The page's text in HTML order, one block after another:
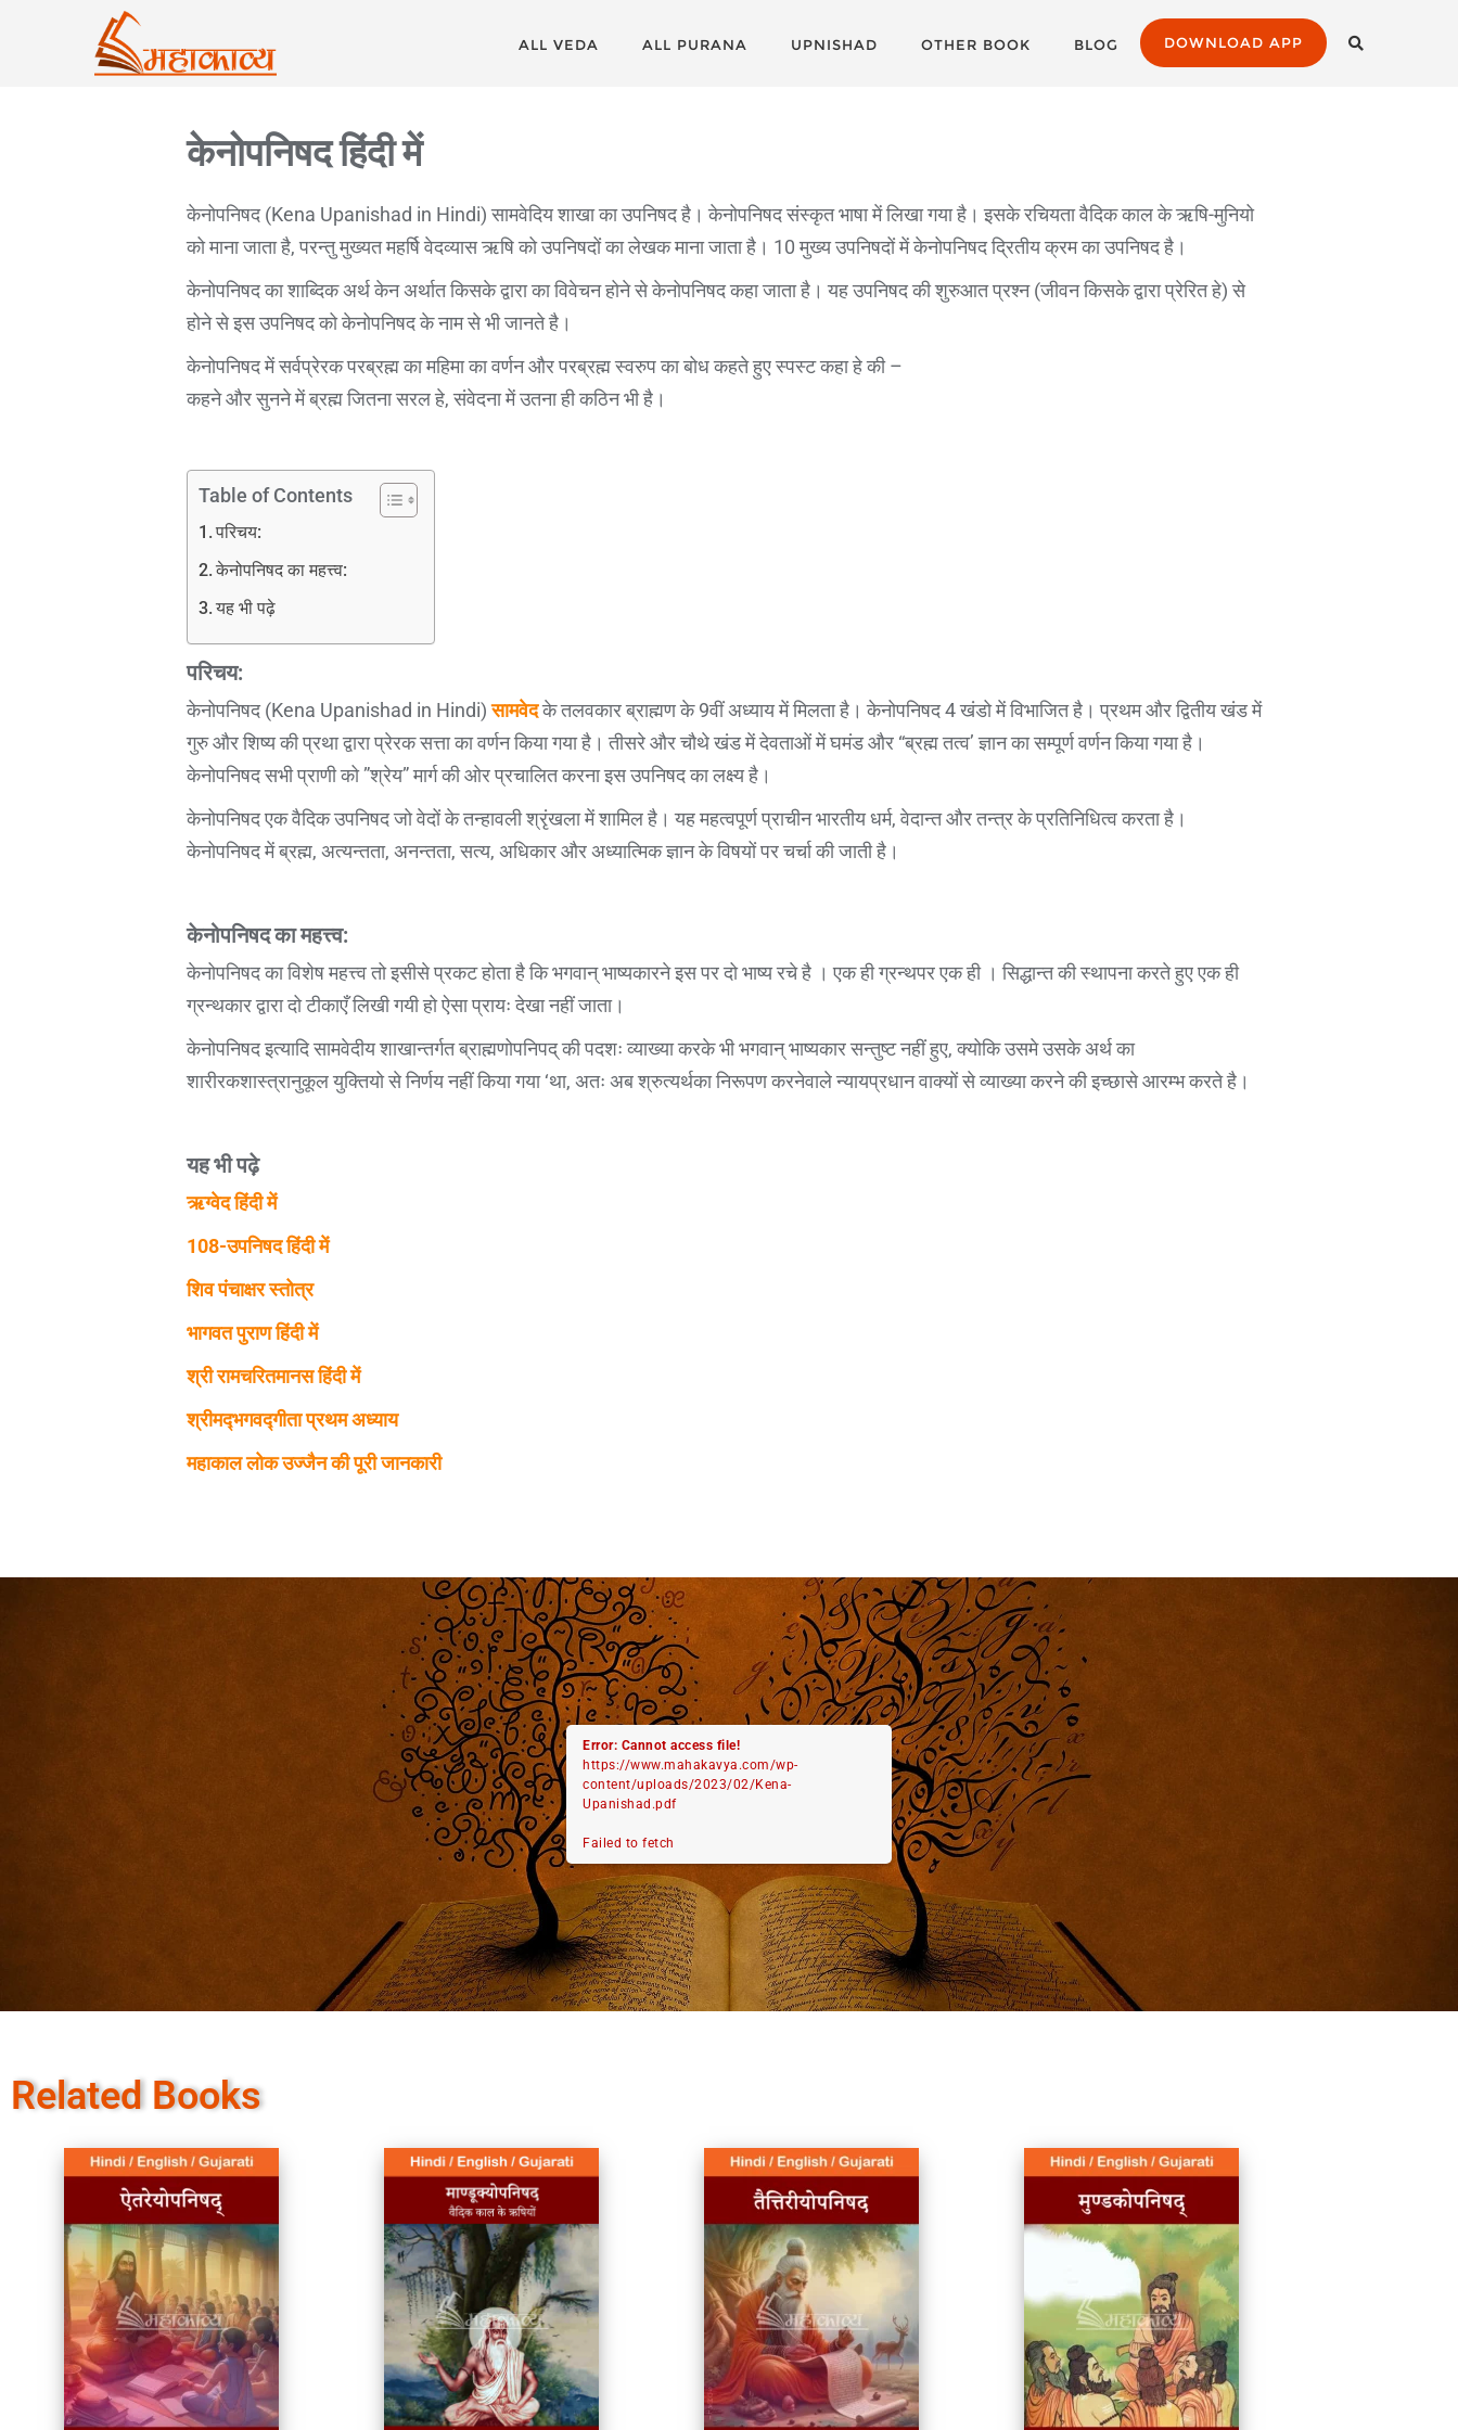
ALL VEDA ALL PURANA UPNISHAD OTHER BOOK BLOG DOWNLOAD APP
केनोपनिषद हिंदी में
केनोपनिषद (Kena Upanishad in Hindi) सामवेदिय शाखा का उपनिषद है। केनोपनिषद संस्कृत भाषा में लिखा गया है। इसके रचियता वैदिक काल के ऋषि-मुनियो
को माना जाता है, परन्तु मुख्यत महर्षि वेदव्यास ऋषि को उपनिषदों का लेखक माना जाता है। 10 मुख्य उपनिषदों में केनोपनिषद द्रितीय क्रम का उपनिषद है।
केनोपनिषद का शाब्दिक अर्थ केन अर्थात किसके द्वारा का विवेचन होने से केनोपनिषद कहा जाता है। यह उपनिषद की शुरुआत प्रश्न (जीवन किसके द्वारा प्रेरित हे) से
होने से इस उपनिषद को केनोपनिषद के नाम से भी जानते है।
केनोपनिषद में सर्वप्रेरक परब्रह्म का महिमा का वर्णन और परब्रह्म स्वरुप का बोध कहते हुए स्पस्ट कहा हे की –
कहने और सुनने में ब्रह्म जितना सरल हे, संवेदना में उतना ही कठिन भी है।
Table of Contents
परिचय:
केनोपनिषद का महत्त्व:
यह भी पढ़े
परिचय:
केनोपनिषद (Kena Upanishad in Hindi)सामवेदके तलवकार ब्राह्मण के 9वीं अध्याय में मिलता है। केनोपनिषद 4 खंडो में विभाजित है। प्रथम और द्वितीय खंड में
गुरु और शिष्य की प्रथा द्वारा प्रेरक सत्ता का वर्णन किया गया है। तीसरे और चौथे खंड में देवताओं में घमंड और “ब्रह्म तत्व’ ज्ञान का सम्पूर्ण वर्णन किया गया है।
केनोपनिषद सभी प्राणी को ”श्रेय” मार्ग की ओर प्रचालित करना इस उपनिषद का लक्ष्य है।
केनोपनिषद एक वैदिक उपनिषद जो वेदों के तन्हावली श्रृंखला में शामिल है। यह महत्वपूर्ण प्राचीन भारतीय धर्म, वेदान्त और तन्त्र के प्रतिनिधित्व करता है।
केनोपनिषद में ब्रह्म, अत्यन्तता, अनन्तता, सत्य, अधिकार और अध्यात्मिक ज्ञान के विषयों पर चर्चा की जाती है।
केनोपनिषद का महत्त्व:
केनोपनिषद का विशेष महत्त्व तो इसीसे प्रकट होता है कि भगवान् भाष्यकारने इस पर दो भाष्य रचे है । एक ही ग्रन्थपर एक ही । सिद्धान्त की स्थापना करते हुए एक ही
ग्रन्थकार द्वारा दो टीकाएँ लिखी गयी हो ऐसा प्रायः देखा नहीं जाता।
केनोपनिषद इत्यादि सामवेदीय शाखान्तर्गत ब्राह्मणोपनिपद् की पदशः व्याख्या करके भी भगवान् भाष्यकार सन्तुष्ट नहीं हुए, क्योकि उसमे उसके अर्थ का
शारीरकशास्त्रानुकूल युक्तियो से निर्णय नहीं किया गया ‘था, अतः अब श्रुत्यर्थका निरूपण करनेवाले न्यायप्रधान वाक्यों से व्याख्या करने की इच्छासे आरम्भ करते है।
यह भी पढ़े
ऋग्वेद हिंदी में
108-उपनिषद हिंदी में
शिव पंचाक्षर स्तोत्र
भागवत पुराण हिंदी में
श्री रामचरितमानस हिंदी में
श्रीमद्‍भगवद्‍गीता प्रथम अध्याय
महाकाल लोक उज्जैन की पूरी जानकारी
Error: Cannot access file!
https://www.mahakavya.com/wp-
content/uploads/2023/02/Kena-
Upanishad.pdf
Failed to fetch
Related Books